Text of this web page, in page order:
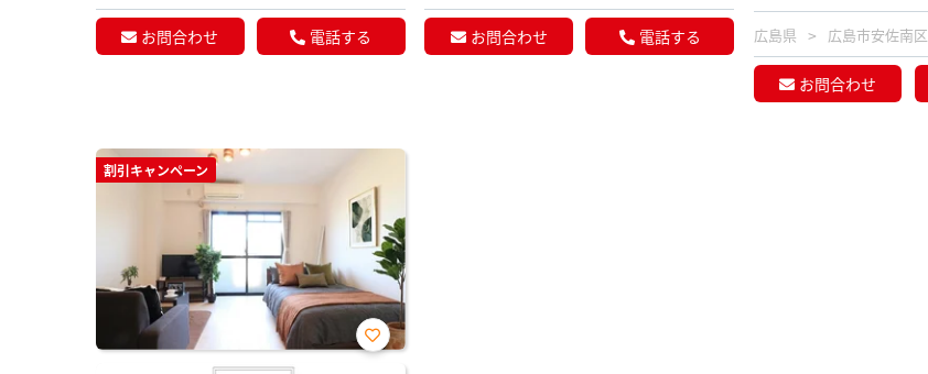
お問合わせ 電話する お問合わせ 電話する 広島県 広島市安佐南区
お問合わせ
割引キャンペーン
お気